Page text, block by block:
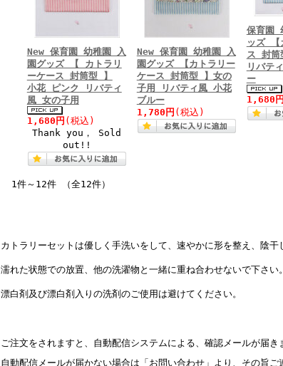
New 保育園 幼稚園 入
園グッズ 【 カトラリ
ーケース 封筒型 】
小花 ピンク リバティ
風 女の子用
1,680円 (税込)
Thank you， Sold
out!!
New 保育園 幼稚園 入
園グッズ 【カトラリー
ケース 封筒型 】女の
子用 リバティ風 小花
ブルー
1,780円 (税込)
保育園
ッズ 【
ス 封筒
リバテ
ー
1,680円
1件～12件 （全12件）
カトラリーセットは優しく手洗いをして、速やかに形を整え、陰干
濡れた状態での放置、他の洗濯物と一緒に重ね合わせないで下さい。
漂白剤及び漂白剤入りの洗剤のご使用は避けてください。
ご注文をされますと、自動配信システムによる、確認メールが届き
自動配信メールが届かない場合は「お問い合わせ」より、その旨ご